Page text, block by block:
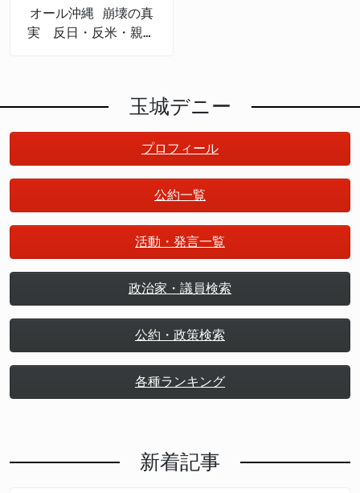
オール沖縄 崩壊の真
実 反日・反米・親中
玉城デニー
プロフィール
公約一覧
活動・発言一覧
政治家・議員検索
公約・政策検索
各種ランキング
新着記事